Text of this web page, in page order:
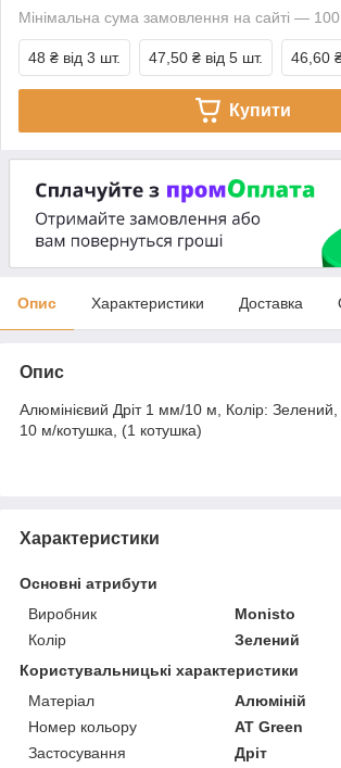
Мінімальна сума замовлення на сайті —
48 ₴ від 3 шт. 47,50 ₴ від 5 шт. 46,60
Купити
Опис Характеристики Доставка
Опис
Алюмінієвий Дріт 1 мм/10 м, Колір:
10 м/котушка, (1 котушка)
Характеристики
Основні атрибути
Виробник
Monisto
Колір
Зелений
Користувальницькі характеристики
Матеріал
Алюміній
Номер кольору
AT Green
Застосування
Дріт